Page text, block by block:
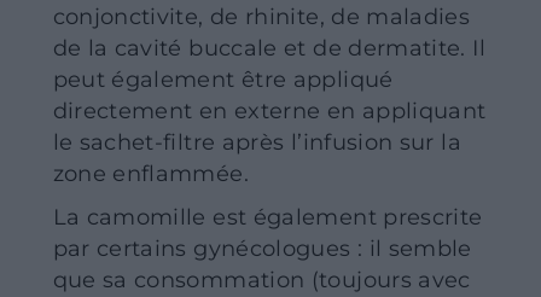
Entreprise
Nos ingrédients
Eaux Constitutionnelles
Séchage et qualité
Phytopréparations
conjonctivite, de rhinite, de maladies
de la cavité buccale et de dermatite. Il
peut également être appliqué
directement en externe en appliquant
le sachet-filtre après l’infusion sur la
zone enflammée.
La camomille est également prescrite
par certains gynécologues : il semble
que sa consommation (toujours avec